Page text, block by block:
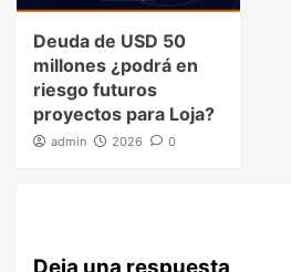
Deuda de USD 50
millones ¿podrá en
riesgo futuros
proyectos para Loja?
admin 2026 0
Deja una respuesta